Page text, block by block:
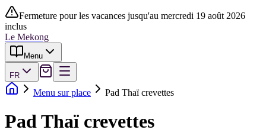
Fermeture pour les vacances jusqu'au mercredi 19 août 2026
inclus
Le Mekong
Menu
FR
Menu sur place Pad Thaï crevettes
Pad Thaï crevettes